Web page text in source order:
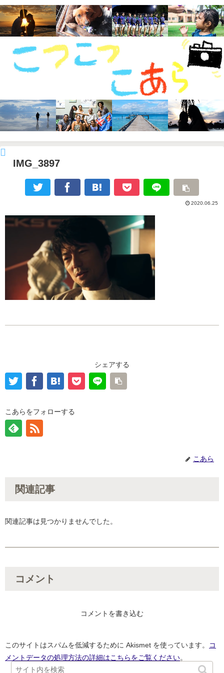
IMG_3897
2020.06.25
シェアする
こあらをフォローする
こあら
関連記事
関連記事は見つかりませんでした。
コメント
コメントを書き込む
このサイトはスパムを低減するために Akismet を使っています。
コ
メントデータの処理方法の詳細はこちらをご覧ください。